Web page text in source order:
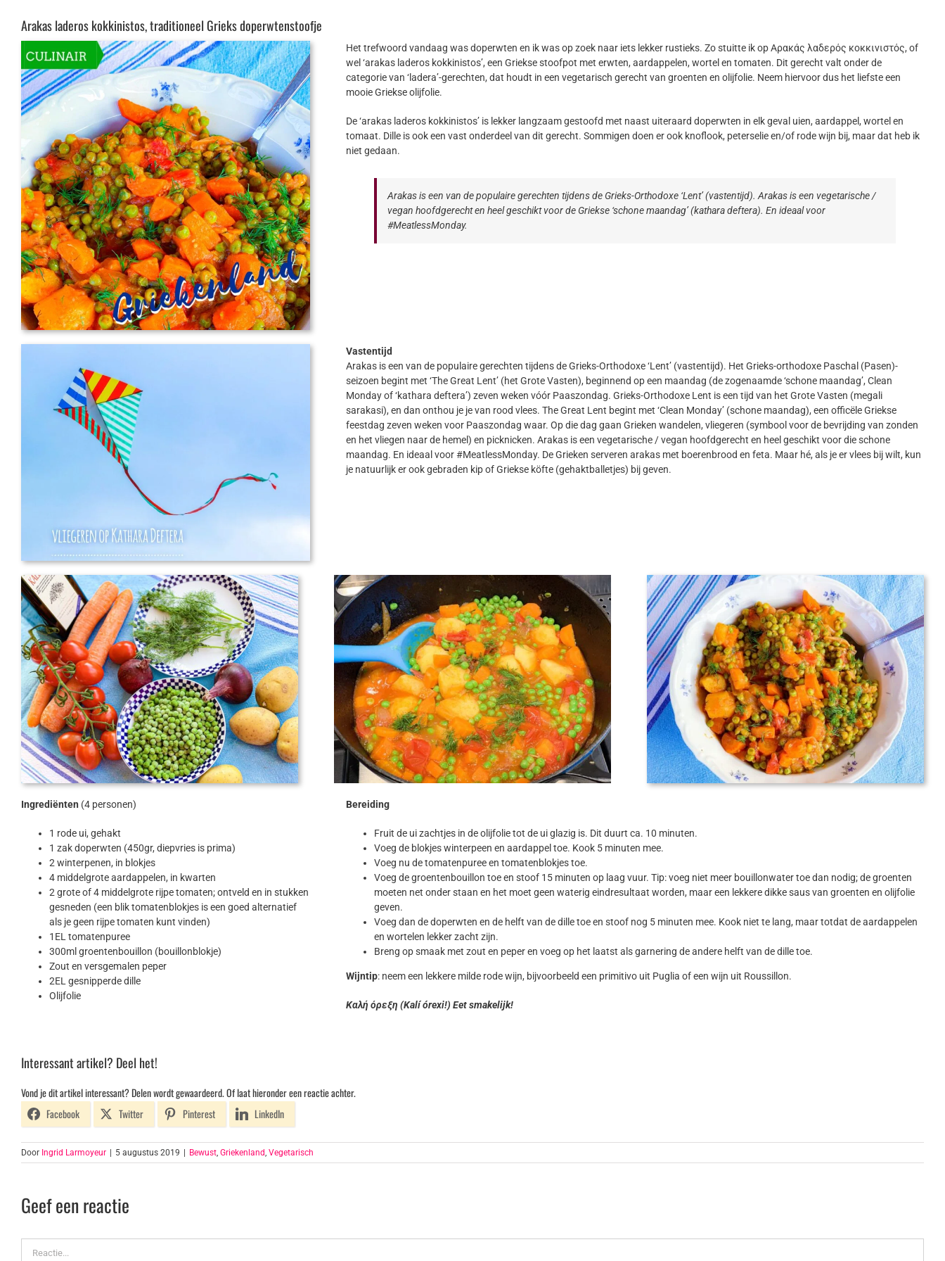
Arakas laderos kokkinistos, traditioneel Grieks doperwtenstoofje
Het trefwoord vandaag was doperwten en ik was op zoek naar iets lekker rustieks. Zo stuitte ik op Αρακάς λαδερός κοκκινιστός, of
wel ‘arakas laderos kokkinistos’, een Griekse stoofpot met erwten, aardappelen, wortel en tomaten. Dit gerecht valt onder de
categorie van ‘ladera’-gerechten, dat houdt in een vegetarisch gerecht van groenten en olijfolie. Neem hiervoor dus het liefste een
mooie Griekse olijfolie.
De ‘arakas laderos kokkinistos’ is lekker langzaam gestoofd met naast uiteraard doperwten in elk geval uien, aardappel, wortel en
tomaat. Dille is ook een vast onderdeel van dit gerecht. Sommigen doen er ook knoflook, peterselie en/of rode wijn bij, maar dat heb ik
niet gedaan.
Arakas is een van de populaire gerechten tijdens de Grieks-Orthodoxe ‘Lent’ (vastentijd). Arakas is een vegetarische /
vegan hoofdgerecht en heel geschikt voor de Griekse ‘schone maandag’ (kathara deftera). En ideaal voor
#MeatlessMonday.
Vastentijd
Arakas is een van de populaire gerechten tijdens de Grieks-Orthodoxe ‘Lent’ (vastentijd). Het Grieks-orthodoxe Paschal (Pasen)-
seizoen begint met ‘The Great Lent’ (het Grote Vasten), beginnend op een maandag (de zogenaamde ‘schone maandag’, Clean
Monday of ‘kathara deftera’) zeven weken vóór Paaszondag. Grieks-Orthodoxe Lent is een tijd van het Grote Vasten (megali
sarakasi), en dan onthou je je van rood vlees. The Great Lent begint met ‘Clean Monday’ (schone maandag), een officële Griekse
feestdag zeven weken voor Paaszondag waar. Op die dag gaan Grieken wandelen, vliegeren (symbool voor de bevrijding van zonden
en het vliegen naar de hemel) en picknicken. Arakas is een vegetarische / vegan hoofdgerecht en heel geschikt voor die schone
maandag. En ideaal voor #MeatlessMonday. De Grieken serveren arakas met boerenbrood en feta. Maar hé, als je er vlees bij wilt, kun
je natuurlijk er ook gebraden kip of Griekse köfte (gehaktballetjes) bij geven.
Ingrediënten (4 personen)
1 rode ui, gehakt
1 zak doperwten (450gr, diepvries is prima)
2 winterpenen, in blokjes
4 middelgrote aardappelen, in kwarten
2 grote of 4 middelgrote rijpe tomaten; ontveld en in stukken
gesneden (een blik tomatenblokjes is een goed alternatief
als je geen rijpe tomaten kunt vinden)
1EL tomatenpuree
300ml groentenbouillon (bouillonblokje)
Zout en versgemalen peper
2EL gesnipperde dille
Olijfolie
Bereiding
Fruit de ui zachtjes in de olijfolie tot de ui glazig is. Dit duurt ca. 10 minuten.
Voeg de blokjes winterpeen en aardappel toe. Kook 5 minuten mee.
Voeg nu de tomatenpuree en tomatenblokjes toe.
Voeg de groentenbouillon toe en stoof 15 minuten op laag vuur. Tip: voeg niet meer bouillonwater toe dan nodig; de groenten
moeten net onder staan en het moet geen waterig eindresultaat worden, maar een lekkere dikke saus van groenten en olijfolie
geven.
Voeg dan de doperwten en de helft van de dille toe en stoof nog 5 minuten mee. Kook niet te lang, maar totdat de aardappelen
en wortelen lekker zacht zijn.
Breng op smaak met zout en peper en voeg op het laatst als garnering de andere helft van de dille toe.
Wijntip: neem een lekkere milde rode wijn, bijvoorbeeld een primitivo uit Puglia of een wijn uit Roussillon.
Καλή όρεξη (Kalí órexi!) Eet smakelijk!
Interessant artikel? Deel het!
Vond je dit artikel interessant? Delen wordt gewaardeerd. Of laat hieronder een reactie achter.
Facebook
Twitter Pinterest LinkedIn
Door Ingrid Larmoyeur | 5 augustus 2019 | Bewust Griekenland Vegetarisch
Geef een reactie